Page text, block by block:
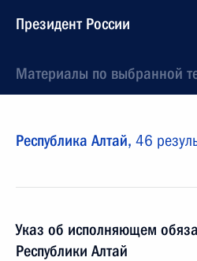
Президент России
Материалы по выбранной
Республика Алтай, 46
Указ об исполняющем
Республики Алтай